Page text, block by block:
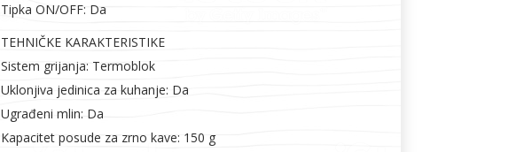
Tipka ON/OFF: Da
TEHNIČKE KARAKTERISTIKE
Sistem grijanja: Termoblok
Uklonjiva jedinica za kuhanje: Da
Ugrađeni mlin: Da
Kapacitet posude za zrno kave: 150 g